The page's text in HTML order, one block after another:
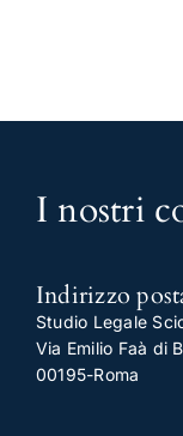
I nostri
Indirizzo
Studio Legale
Via Emilio Faà di
00195-Roma